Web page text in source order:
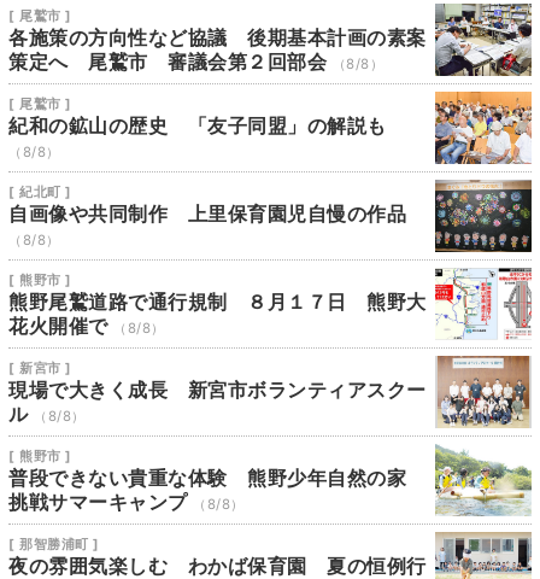
[ 尾鷲市 ]
各施策の方向性など協議 後期基本計画の素案
策定へ 尾鷲市 審議会第２回部会
（8/8）
[ 尾鷲市 ]
紀和の鉱山の歴史 「友子同盟」の解説も
（8/8）
[ 紀北町 ]
自画像や共同制作 上里保育園児自慢の作品
（8/8）
[ 熊野市 ]
熊野尾鷲道路で通行規制 ８月１７日 熊野大
花火開催で
（8/8）
[ 新宮市 ]
現場で大きく成長 新宮市ボランティアスクー
ル
（8/8）
[ 熊野市 ]
普段できない貴重な体験 熊野少年自然の家
挑戦サマーキャンプ
（8/8）
[ 那智勝浦町 ]
夜の雰囲気楽しむ わかば保育園 夏の恒例行